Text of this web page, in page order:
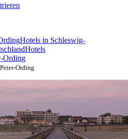
Hotels in Schleswig-
Hotels
Ording
Ording